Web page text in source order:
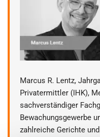
Marcus R. Lentz,
Privatermittler (IHK),
sachverständiger
Bewachungsgewerbe
zahlreiche Gerichte